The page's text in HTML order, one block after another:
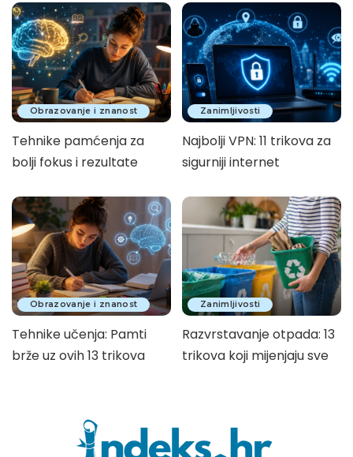
Obrazovanje i znanost
Tehnike pamćenja za
bolji fokus i rezultate
Zanimljivosti
Najbolji VPN: 11 trikova za
sigurniji internet
Obrazovanje i znanost
Tehnike učenja: Pamti
brže uz ovih 13 trikova
Zanimljivosti
Razvrstavanje otpada: 13
trikova koji mijenjaju sve